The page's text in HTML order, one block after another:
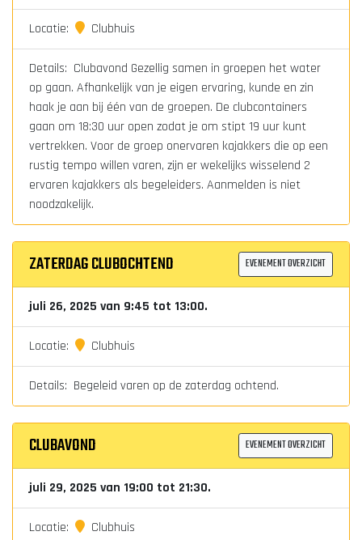
Locatie: Clubhuis
Details: Clubavond Gezellig samen in groepen het water
op gaan. Afhankelijk van je eigen ervaring, kunde en zin
haak je aan bij één van de groepen. De clubcontainers
gaan om 18:30 uur open zodat je om stipt 19 uur kunt
vertrekken. Voor de groep onervaren kajakkers die op een
rustig tempo willen varen, zijn er wekelijks wisselend 2
ervaren kajakkers als begeleiders. Aanmelden is niet
noodzakelijk.
ZATERDAG CLUBOCHTEND EVENEMENT OVERZICHT
juli 26, 2025 van 9:45 tot 13:00.
Locatie: Clubhuis
Details: Begeleid varen op de zaterdag ochtend.
CLUBAVOND EVENEMENT OVERZICHT
juli 29, 2025 van 19:00 tot 21:30.
Locatie: Clubhuis